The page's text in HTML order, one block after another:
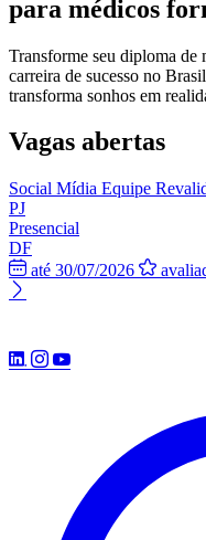
para médicos
Transforme seu diploma de
carreira de sucesso no
transforma sonhos em
Vagas abertas
Social Mídia Equipe
PJ
Presencial
DF
até 30/07/2026